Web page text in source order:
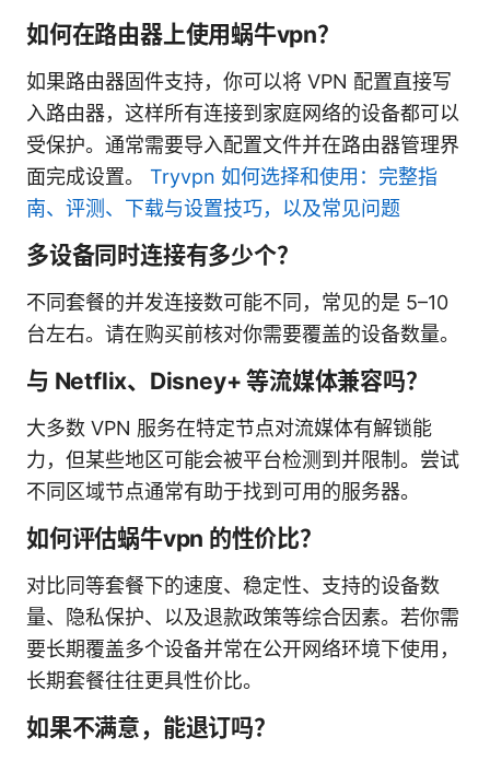
如何在路由器上使用蜗牛vpn？
如果路由器固件支持，你可以将 VPN 配置直接写
入路由器，这样所有连接到家庭网络的设备都可以
受保护。通常需要导入配置文件并在路由器管理界
面完成设置。 Tryvpn 如何选择和使用：完整指
南、评测、下载与设置技巧，以及常见问题
多设备同时连接有多少个？
不同套餐的并发连接数可能不同，常见的是 5–10
台左右。请在购买前核对你需要覆盖的设备数量。
与 Netflix、Disney+ 等流媒体兼容吗？
大多数 VPN 服务在特定节点对流媒体有解锁能
力，但某些地区可能会被平台检测到并限制。尝试
不同区域节点通常有助于找到可用的服务器。
如何评估蜗牛vpn 的性价比？
对比同等套餐下的速度、稳定性、支持的设备数
量、隐私保护、以及退款政策等综合因素。若你需
要长期覆盖多个设备并常在公开网络环境下使用，
长期套餐往往更具性价比。
如果不满意，能退订吗？